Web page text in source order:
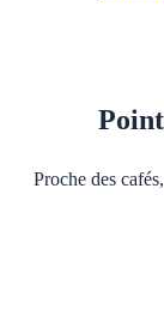
Proche des